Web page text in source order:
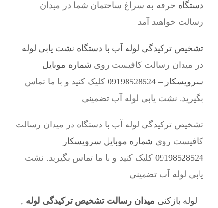
دستگاه حرفه به سراغ ساختمان شما در میدان
رسالت خواهند آمد
تشخیص ترکیدگی لوله آب با دستگاه نشت یابی لوله
در میدان رسالت کافیست روی شماره موبایل
سرویسکار – 09198528524
کلیک کنید و با ما تماس
بگیرید. نشت یابی لوله آب تضمینی
تشخیص ترکیدگی لوله آب با دستگاه در میدان رسالت
کافیست روی شماره موبایل سرویسکار –
09198528524 کلیک کنید و با ما تماس بگیرید. نشت
یابی لوله آب تضمینی
لوله بازکنی میدان رسالت تشخیص ترکیدگی لوله ,